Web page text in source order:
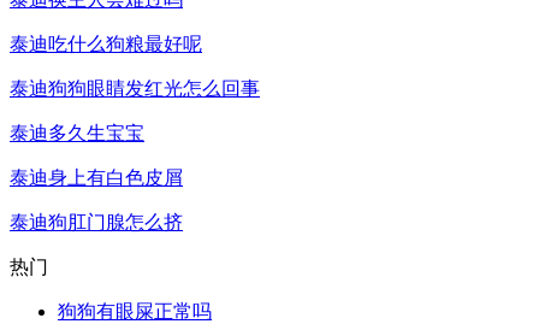
泰迪吃什么狗粮最好呢
泰迪狗狗眼睛发红光怎么回事
泰迪多久生宝宝
泰迪身上有白色皮屑
泰迪狗肛门腺怎么挤
热门
狗狗有眼屎正常吗